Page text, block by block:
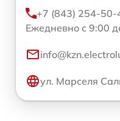
+7 (843) 254-50-
Ежедневно с 9:00
ул. Марселя